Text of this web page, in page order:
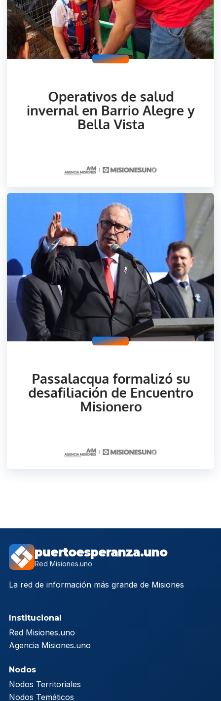
puertoesperanza.uno
Red Misiones.uno
La red de información más grande de Misiones
Institucional
Red Misiones.uno
Agencia Misiones.uno
Nodos
Nodos Territoriales
Nodos Temáticos